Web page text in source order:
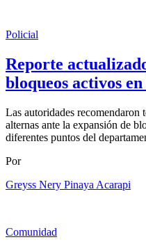
Policial
Reporte
bloqueos activos
Las autoridades
alternas ante la expansión de
diferentes puntos del
Por
Greyss Nery Pinaya Acarapi
Comunidad